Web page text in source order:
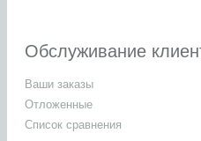
Обслуживание
Ваши заказы
Отложенные
Список сравнения